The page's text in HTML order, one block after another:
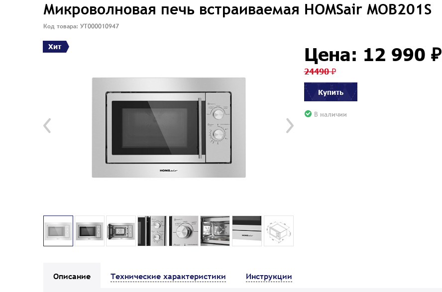
Микроволновая печь встраиваемая HOMSair MOB201S
Код товара: УТ000010947
Хит Цена: 12 990 ₽
24490 ₽
Купить
В наличии
Описание Технические характеристики Инструкции